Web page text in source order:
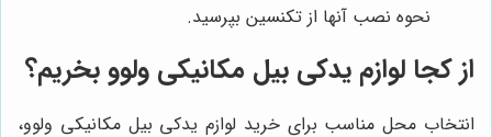
نحوه نصب آنها از تکنسین بپرسید.
از کجا لوازم یدکی بیل مکانیکی ولوو بخریم؟
انتخاب محل مناسب برای خرید لوازم یدکی بیل مکانیکی ولوو،